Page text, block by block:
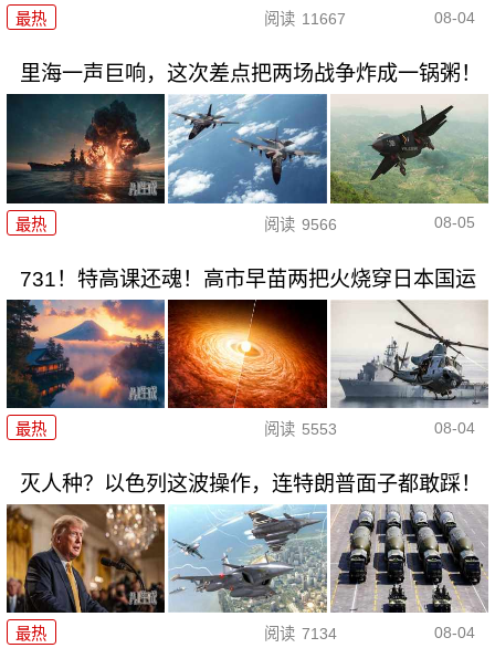
最热 阅读 11667 08-04
里海一声巨响，这次差点把两场战争炸成一锅粥！
最热 阅读 9566 08-05
731！特高课还魂！高市早苗两把火烧穿日本国运
最热 阅读 5553 08-04
灭人种？以色列这波操作，连特朗普面子都敢踩！
最热 阅读 7134 08-04